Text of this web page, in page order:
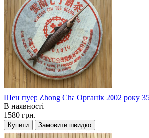
Шен пуер Zhong Cha Органік 2002 року
В наявності
1580 грн.
Купити Замовити швидко